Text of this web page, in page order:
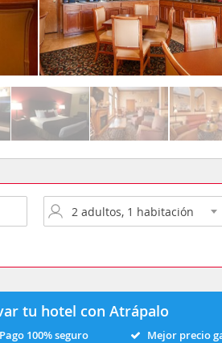
tu hotel con Atrápalo
Pago 100% seguro Mejor precio